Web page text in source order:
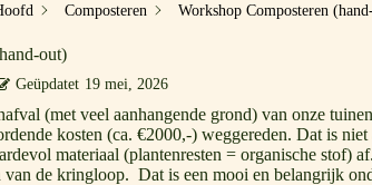
Composteren Workshop Composteren
out)
Geüpdatet 19 mei, 2026
(met veel aanhangende grond) van onze
kosten (ca. €2000,-) weggereden. Dat is
materiaal (plantenresten = organische stof)
van de kringloop. Dat is een mooi en belangrijk